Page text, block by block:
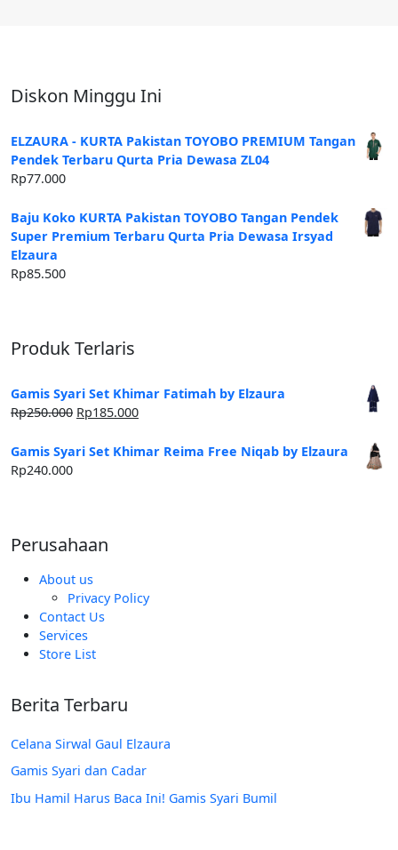
Diskon Minggu Ini
ELZAURA - KURTA Pakistan TOYOBO PREMIUM Tangan
Pendek Terbaru Qurta Pria Dewasa ZL04
Rp77.000
Baju Koko KURTA Pakistan TOYOBO Tangan Pendek
Super Premium Terbaru Qurta Pria Dewasa Irsyad
Elzaura
Rp85.500
Produk Terlaris
Gamis Syari Set Khimar Fatimah by Elzaura
Rp250.000 Harga
adalah:
Rp185.000Harga
ini
Gamis Syari Set Khimar Reima Free Niqab by Elzaura
Rp240.000
Perusahaan
About us
Privacy Policy
Contact Us
Services
Store List
Berita Terbaru
Celana Sirwal Gaul Elzaura
Gamis Syari dan Cadar
Ibu Hamil Harus Baca Ini! Gamis Syari Bumil